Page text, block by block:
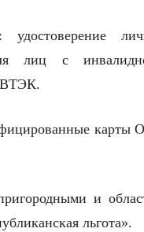
лиц с
ВТЭК.
карты
и
льгота».